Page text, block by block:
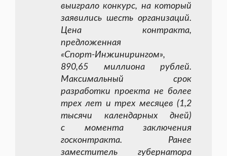
выиграло конкурс, на который
заявились шесть организаций.
Цена контракта,
предложенная
«Спорт-Инжинирингом»,
890,65 миллиона рублей.
Максимальный срок
разработки проекта не более
трех лет и трех месяцев (1,2
тысячи календарных дней)
с момента заключения
госконтракта. Ранее
заместитель губернатора